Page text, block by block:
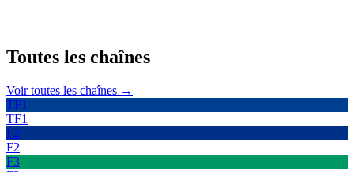
Toutes les chaînes
Voir toutes les chaînes →
TF1
TF1
F2
F2
F3